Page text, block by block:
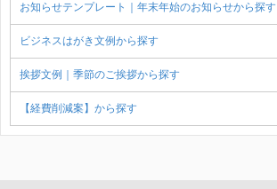
お知らせテンプレート｜年末年始のお知らせから探す
ビジネスはがき文例から探す
挨拶文例｜季節のご挨拶から探す
【経費削減案】から探す